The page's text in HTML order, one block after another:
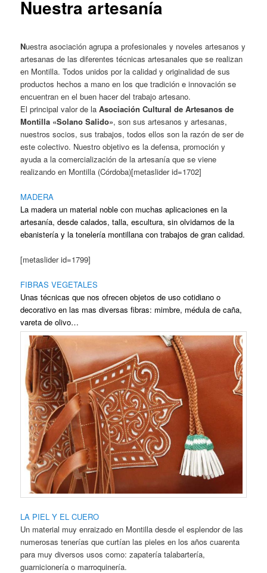
Nuestra artesanía
Nuestra asociación agrupa a profesionales y noveles artesanos y
artesanas de las diferentes técnicas artesanales que se realizan
en Montilla. Todos unidos por la calidad y originalidad de sus
productos hechos a mano en los que tradición e innovación se
encuentran en el buen hacer del trabajo artesano.
El principal valor de laAsociación Cultural de Artesanos de
Montilla «Solano Salido», son sus artesanos y artesanas,
nuestros socios, sus trabajos, todos ellos son la razón de ser de
este colectivo. Nuestro objetivo es la defensa, promoción y
ayuda a la comercialización de la artesanía que se viene
realizando en Montilla (Córdoba)[metaslider id=1702]
MADERA
La madera un material noble con muchas aplicaciones en la
artesanía, desde calados, talla, escultura, sin olvidarnos de la
ebanistería y la tonelería montillana con trabajos de gran calidad.
[metaslider id=1799]
FIBRAS VEGETALES
Unas técnicas que nos ofrecen objetos de uso cotidiano o
decorativo en las mas diversas fibras: mimbre, médula de caña,
vareta de olivo…
LA PIEL Y EL CUERO
Un material muy enraizado en Montilla desde el esplendor de las
numerosas tenerías que curtían las pieles en los años cuarenta
para muy diversos usos como: zapatería talabartería,
guarnicionería o marroquinería.